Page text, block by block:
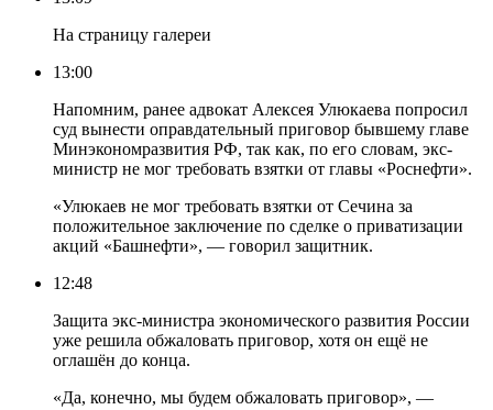
На страницу галереи
13:00
Напомним, ранее адвокат Алексея Улюкаева попросил
суд вынести оправдательный приговор бывшему главе
Минэкономразвития РФ, так как, по его словам, экс-
министр не мог требовать взятки от главы «Роснефти».
«Улюкаев не мог требовать взятки от Сечина за
положительное заключение по сделке о приватизации
акций «Башнефти», — говорил защитник.
12:48
Защита экс-министра экономического развития России
уже решила обжаловать приговор, хотя он ещё не
оглашён до конца.
«Да, конечно, мы будем обжаловать приговор», —